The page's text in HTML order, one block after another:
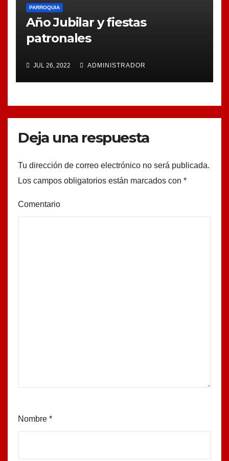
PARROQUIA
Año Jubilar y fiestas
patronales
JUL 26, 2022 ADMINISTRADOR
Deja una respuesta
Tu dirección de correo electrónico no será publicada.
Los campos obligatorios están marcados con *
Comentario
Nombre *